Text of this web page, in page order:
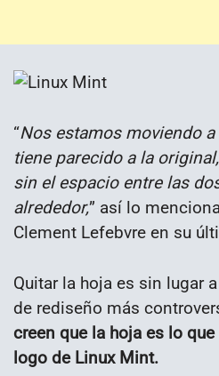
“Nos estamos moviendo
tiene parecido a la
sin el espacio entre las
alrededor,” así lo
Clement Lefebvre en su
Quitar la hoja es sin lugar
de rediseño más
creen que la hoja es lo
logo de Linux Mint.